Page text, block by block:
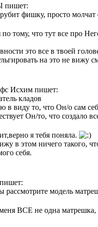
пишет:
фишку, просто
по тому, что тут все про
это все в твоей
на это не вижу
Исхим пишет:
кладов
в виду то, что Он/о сам
Он/то, что создало
я тебя поняла.
в этом ничего такого,
себя.
рассмотрите модель
ВСЕ не одна матрешка,